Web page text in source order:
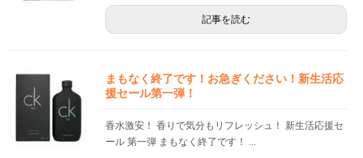
記事を読む
まもなく終了です！お急ぎください！新生活応
援セール第一弾！
香水激安！ 香りで気分もリフレッシュ！ 新生活応援セ
ール 第一弾 まもなく終了です！ ...